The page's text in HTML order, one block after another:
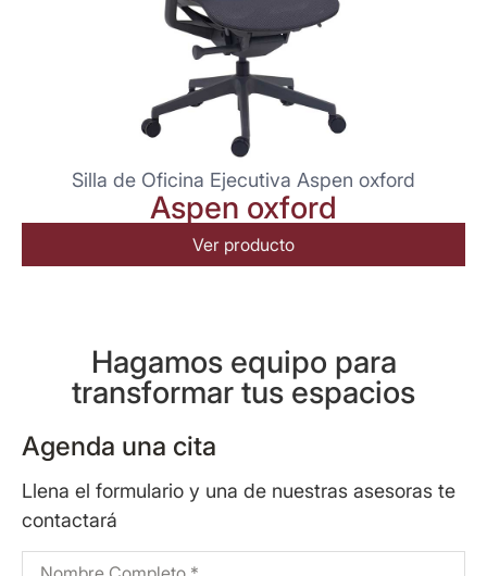
Silla de Oficina Ejecutiva Aspen oxford
Aspen oxford
Ver producto
Hagamos equipo para
transformar tus espacios
Agenda una cita
Llena el formulario y una de nuestras asesoras te
contactará